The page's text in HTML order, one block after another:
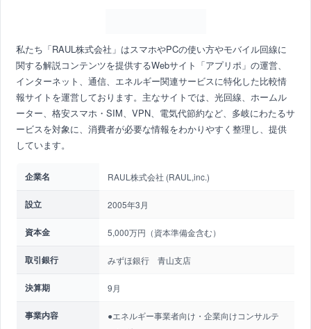
私たち「RAUL株式会社」はスマホやPCの使い方やモバイル回線に
関する解説コンテンツを提供するWebサイト「アプリポ」の運営、
インターネット、通信、エネルギー関連サービスに特化した比較情
報サイトを運営しております。主なサイトでは、光回線、ホームル
ーター、格安スマホ・SIM、VPN、電気代節約など、多岐にわたるサ
ービスを対象に、消費者が必要な情報をわかりやすく整理し、提供
しています。
企業名 RAUL株式会社 (RAUL,inc.)
設立 2005年3月
資本金 5,000万円（資本準備金含む）
取引銀行 みずほ銀行 青山支店
決算期 9月
事業内容
●エネルギー事業者向け・企業向けコンサルテ